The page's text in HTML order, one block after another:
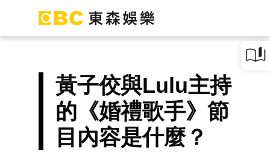
黃子佼與Lulu主持
的《婚禮歌手》節
目內容是什麼？